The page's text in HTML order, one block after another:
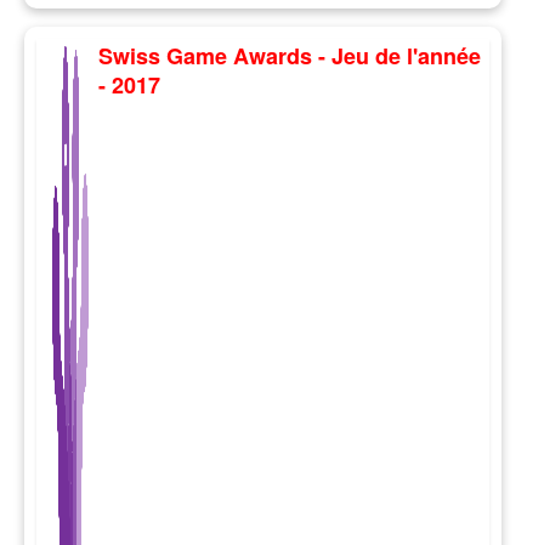
Swiss Game Awards - Jeu de l'année
- 2017